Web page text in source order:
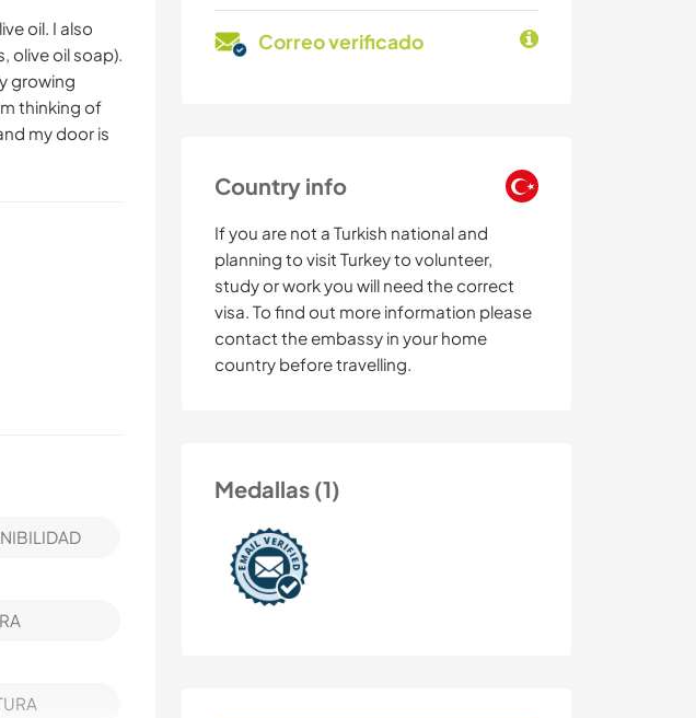
Correo verificado
Country info
If you are not a Turkish national and
planning to visit Turkey to volunteer,
study or work you will need the correct
visa. To find out more information please
contact the embassy in your home
country before travelling.
Medallas (1)
oil. I also
olive oil soap).
growing
thinking of
my door is